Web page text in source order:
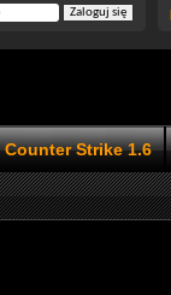
Counter Strike 1.6